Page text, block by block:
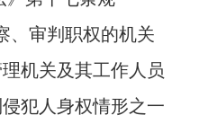
、审判职权的机关
机关及其工作人员
犯人身权情形之一